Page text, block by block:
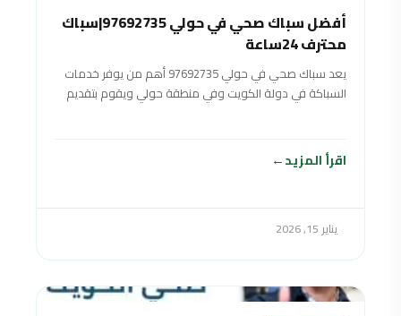
أفضل سباك صحي في حولي 97692735|سباك
محترف 24ساعة
يعد سباك صحي في حولي 97692735 أهم من يوفر خدمات
السباكة في دولة الكويت وفي منطقة حولي ويقوم بتقديم
اقرأ المزيد
يناير 15, 2026